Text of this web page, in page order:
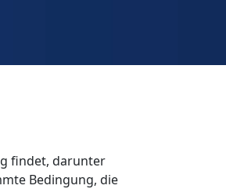
findet, darunter
Bedingung, die